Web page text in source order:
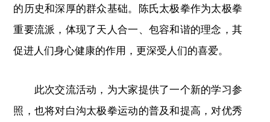
的历史和深厚的群众基础。陈氏太极拳作为太极拳
重要流派，体现了天人合一、包容和谐的理念，其
促进人们身心健康的作用，更深受人们的喜爱。
此次交流活动，为大家提供了一个新的学习参
照，也将对白沟太极拳运动的普及和提高，对优秀